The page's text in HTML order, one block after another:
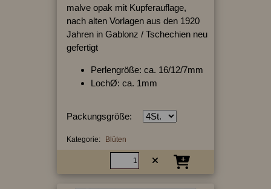
malve opak mit Kupferauflage,
nach alten Vorlagen aus den 1920
Jahren in Gablonz / Tschechien neu
gefertigt
Perlengröße: ca. 16/12/7mm
LochØ: ca. 1mm
Packungsgröße:
Kategorie: Blüten